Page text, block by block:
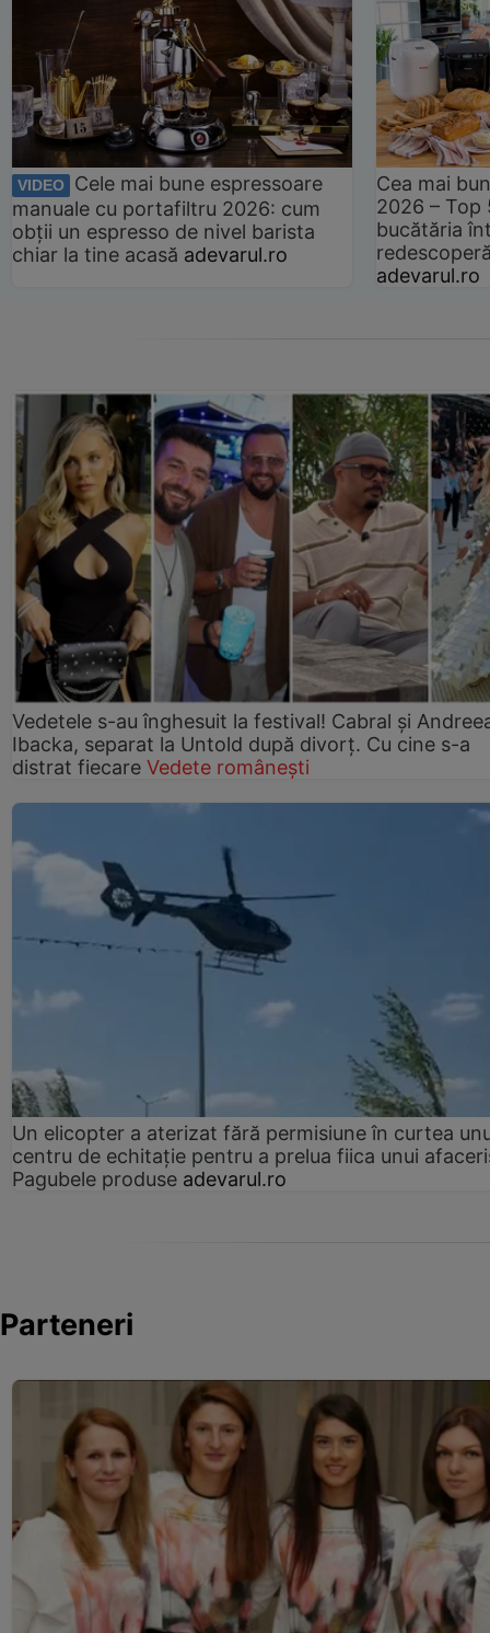
VIDEO
Cele mai bune espressoare
manuale cu portafiltru 2026: cum
obții un espresso de nivel barista
chiar la tine acasă adevarul.ro
Cea mai
2026 –
bucătăria
adevarul.ro
Vedetele s-au înghesuit la festival! Cabral și
Ibacka, separat la Untold după divorț. Cu cine s-a
distrat fiecare Vedete românești
Un elicopter a aterizat fără permisiune în curtea
centru de echitație pentru a prelua fiica unui
Pagubele produse adevarul.ro
Parteneri